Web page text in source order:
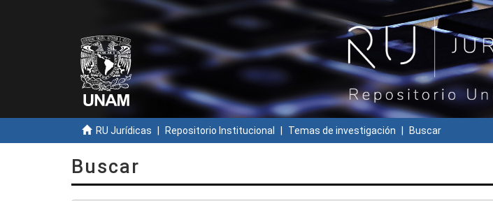
RU Jurídicas Repositorio Institucional Temas de investigación Buscar
Buscar